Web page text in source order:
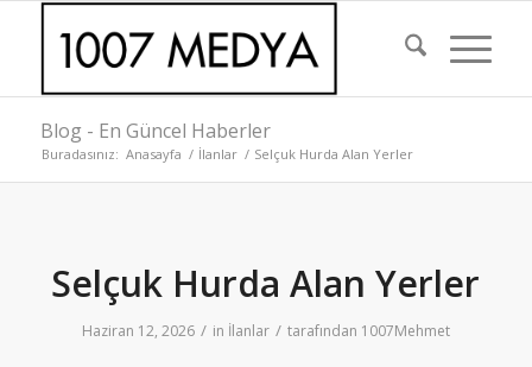
Blog - En Güncel Haberler
Buradasınız: Anasayfa / İlanlar / Selçuk Hurda Alan Yerler
Selçuk Hurda Alan Yerler
Haziran 12, 2026 / in İlanlar / tarafından 1007Mehmet